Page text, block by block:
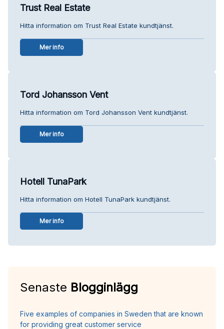
Trust Real Estate
Hitta information om Trust Real Estate kundtjänst.
Mer info
Tord Johansson Vent
Hitta information om Tord Johansson Vent kundtjänst.
Mer info
Hotell TunaPark
Hitta information om Hotell TunaPark kundtjänst.
Mer info
Senaste Blogginlägg
Five examples of companies in Sweden that are known
for providing great customer service